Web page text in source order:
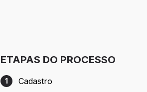
ETAPAS DO PROCESSO
Etapa 1: Cadastro
1 Cadastro